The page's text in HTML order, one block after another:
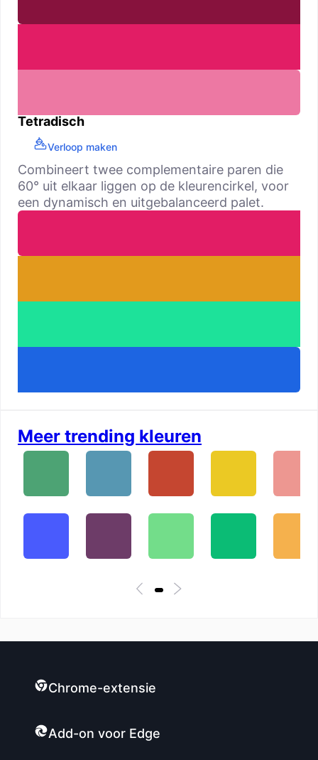
Tetradisch
Verloop maken
Combineert twee complementaire paren die
60° uit elkaar liggen op de kleurencirkel, voor
een dynamisch en uitgebalanceerd palet.
Meer trending kleuren
Chrome-extensie
Add-on voor Edge